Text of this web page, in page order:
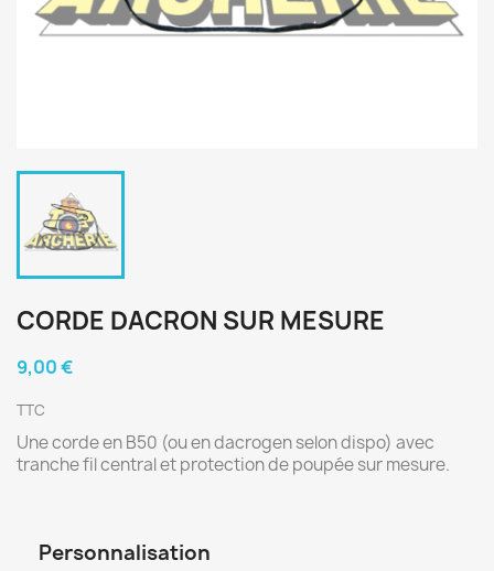
CORDE DACRON SUR MESURE
9,00 €
TTC
Une corde en B50 (ou en dacrogen selon dispo) avec
tranche fil central et protection de poupée sur mesure.
Personnalisation